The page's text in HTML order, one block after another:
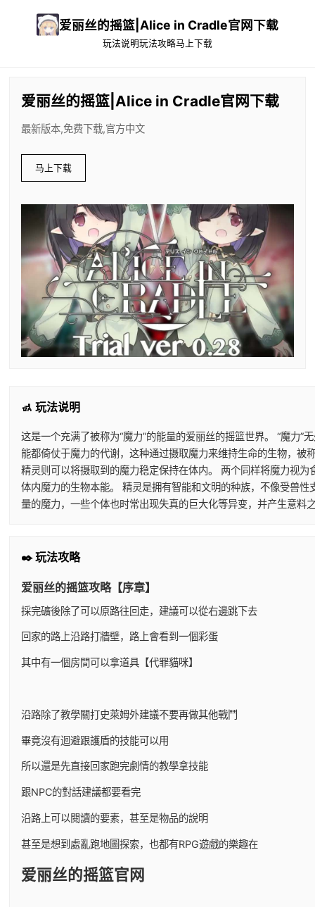
爱丽丝的摇篮|Alice in Cradle官网下载
玩法说明玩法攻略马上下载
爱丽丝的摇篮|Alice in Cradle官网下载
最新版本,免费下载,官方中文
马上下载
🚮 玩法说明
这是一个充满了被称为“魔力”的能量的爱丽丝的摇篮世界。 “魔力
能都倚仗于魔力的代谢，这种通过摄取魔力来维持生命的生物，被
精灵则可以将摄取到的魔力稳定保持在体内。 两个同样将魔力视
体内魔力的生物本能。 精灵是拥有智能和文明的种族，不像受兽
量的魔力，一些个体也时常出现失真的巨大化等异变，并产生意
✒️ 玩法攻略
爱丽丝的摇篮攻略【序章】
採完礦後除了可以原路往回走，建議可以從右邊跳下去
回家的路上沿路打牆壁，路上會看到一個彩蛋
其中有一個房間可以拿道具【代罪貓咪】
沿路除了教學關打史萊姆外建議不要再做其他戰鬥
畢竟沒有迴避跟護盾的技能可以用
所以還是先直接回家跑完劇情的教學拿技能
跟NPC的對話建議都要看完
沿路上可以閱讀的要素，甚至是物品的說明
甚至是想到處亂跑地圖探索，也都有RPG遊戲的樂趣在
爱丽丝的摇篮官网